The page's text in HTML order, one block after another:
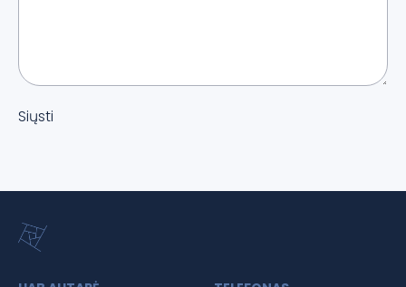
Siųsti